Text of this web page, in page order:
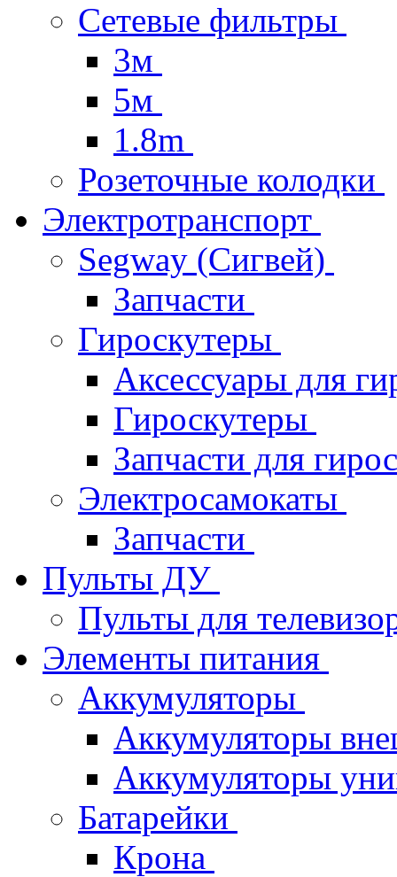
Сетевые фильтры
3м
5м
1.8m
Розеточные колодки
Электротранспорт
Segway (Сигвей)
Запчасти
Гироскутеры
Аксессуары для
Гироскутеры
Запчасти для
Электросамокаты
Запчасти
Пульты ДУ
Пульты для
Элементы питания
Аккумуляторы
Аккумуляторы
Аккумуляторы
Батарейки
Крона